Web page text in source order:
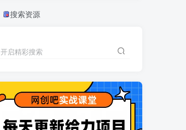
搜索资源
开启精彩搜索